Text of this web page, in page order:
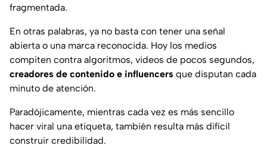
fragmentada.
En otras palabras, ya no basta con tener una señal
abierta o una marca reconocida. Hoy los medios
compiten contra algoritmos, videos de pocos segundos,
creadores de contenido e influencers que disputan cada
minuto de atención.
Paradójicamente, mientras cada vez es más sencillo
hacer viral una etiqueta, también resulta más difícil
construir credibilidad.